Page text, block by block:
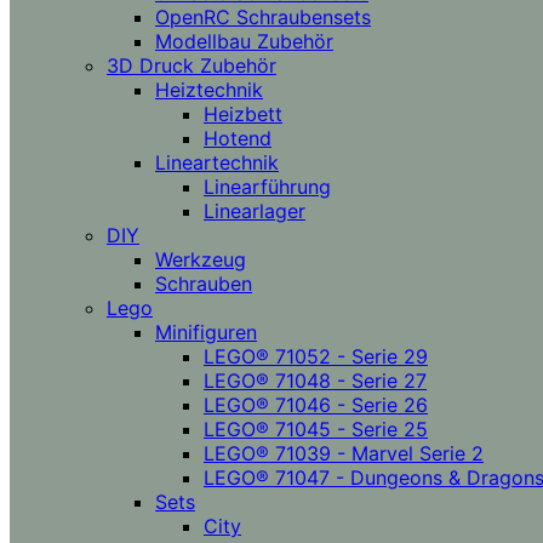
OpenRC Schraubensets
Modellbau Zubehör
3D Druck Zubehör
Heiztechnik
Heizbett
Hotend
Lineartechnik
Linearführung
Linearlager
DIY
Werkzeug
Schrauben
Lego
Minifiguren
LEGO® 71052 - Serie 29
LEGO® 71048 - Serie 27
LEGO® 71046 - Serie 26
LEGO® 71045 - Serie 25
LEGO® 71039 - Marvel Serie 2
LEGO® 71047 - Dungeons & Dragons
Sets
City